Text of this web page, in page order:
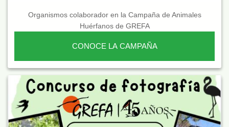
Organismos colaborador en la Campaña de Animales
Huérfanos de GREFA
CONOCE LA CAMPAÑA